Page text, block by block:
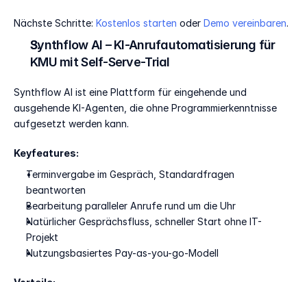
Nächste Schritte: Kostenlos starten oder Demo vereinbaren.
Synthflow AI – KI-Anrufautomatisierung für
KMU mit Self-Serve-Trial
Synthflow AI ist eine Plattform für eingehende und
ausgehende KI-Agenten, die ohne Programmierkenntnisse
aufgesetzt werden kann.
Keyfeatures:
Terminvergabe im Gespräch, Standardfragen
beantworten
Bearbeitung paralleler Anrufe rund um die Uhr
Natürlicher Gesprächsfluss, schneller Start ohne IT-
Projekt
Nutzungsbasiertes Pay-as-you-go-Modell